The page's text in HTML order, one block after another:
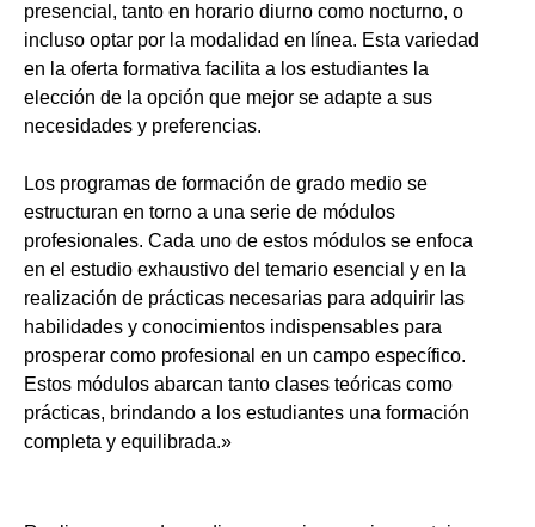
presencial, tanto en horario diurno como nocturno, o
incluso optar por la modalidad en línea. Esta variedad
en la oferta formativa facilita a los estudiantes la
elección de la opción que mejor se adapte a sus
necesidades y preferencias.
Los programas de formación de grado medio se
estructuran en torno a una serie de módulos
profesionales. Cada uno de estos módulos se enfoca
en el estudio exhaustivo del temario esencial y en la
realización de prácticas necesarias para adquirir las
habilidades y conocimientos indispensables para
prosperar como profesional en un campo específico.
Estos módulos abarcan tanto clases teóricas como
prácticas, brindando a los estudiantes una formación
completa y equilibrada.»